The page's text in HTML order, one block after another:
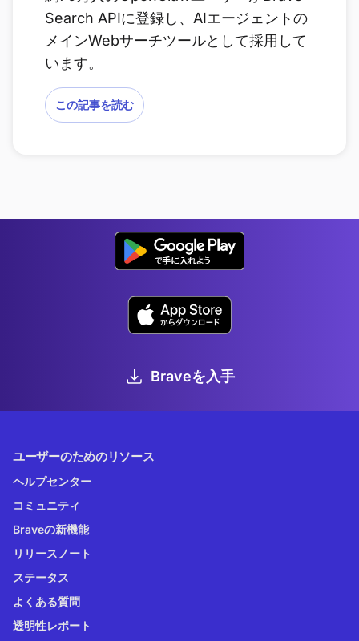
Search APIに登録し、AIエージェントの
メインWebサーチツールとして採用して
います。
この記事を読む
Braveを入手
ユーザーのためのリソース
ヘルプセンター
コミュニティ
Braveの新機能
リリースノート
ステータス
よくある質問
透明性レポート